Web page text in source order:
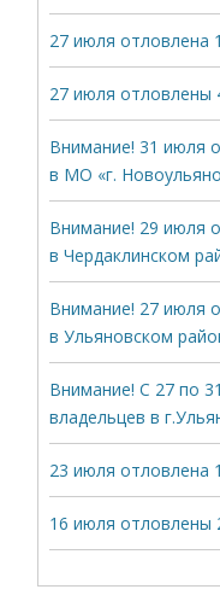
27 июля отловлена
27 июля отловлены
Внимание! 31 июля
в МО «г.
Внимание! 29 июля
в Чердаклинском
Внимание! 27 июля
в Ульяновском
Внимание! С 27 по
владельцев в
23 июля отловлена
16 июля отловлены